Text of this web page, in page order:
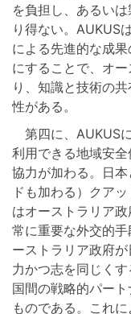
を負担し、あるい
り得ない。AUKUS
による先進的な成
にすることで、オ
り、知識と技術の
性がある。
第四に、AUKUS
利用できる地域安
協力が加わる。日
ドも加わる）クア
はオーストラリア
常に重要な外交的
ーストラリア政府
力かつ志を同じく
国間の戦略的パー
ものである。これ